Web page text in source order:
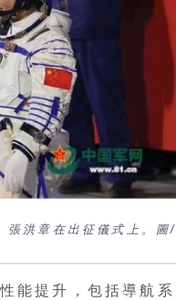
張洪章在出征儀式上。圖/
能提升，包括導航系